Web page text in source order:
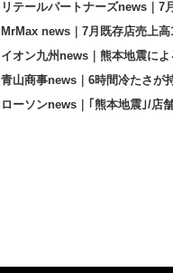
リテールパートナーズnews｜7
MrMax news｜7月既存店売上
イオン九州news｜熊本地震に
青山商事news｜6時間冷たさが
ローソンnews｜｢熊本地震｣/店